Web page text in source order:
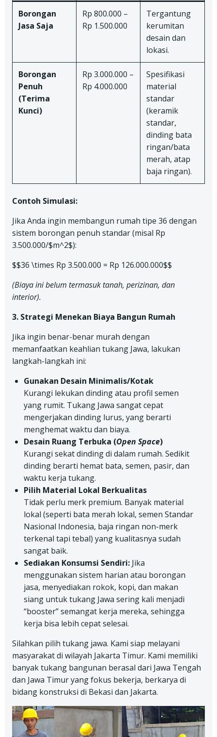
Borongan
Jasa Saja
Rp 800.000 –
Rp 1.500.000
Tergantung
kerumitan
desain dan
lokasi.
Borongan
Penuh
(Terima
Kunci)
Rp 3.000.000 –
Rp 4.000.000
Spesifikasi
material
standar
(keramik
standar,
dinding bata
ringan/bata
merah, atap
baja ringan).
Contoh Simulasi:
Jika Anda ingin membangun rumah tipe 36 dengan
sistem borongan penuh standar (misal Rp
3.500.000/$m^2$):
$$36 \times Rp 3.500.000 = Rp 126.000.000$$
(Biaya ini belum termasuk tanah, perizinan, dan
interior).
3. Strategi Menekan Biaya Bangun Rumah
Jika ingin benar-benar murah dengan
memanfaatkan keahlian tukang Jawa, lakukan
langkah-langkah ini:
Gunakan Desain Minimalis/Kotak
Kurangi lekukan dinding atau profil semen
yang rumit. Tukang Jawa sangat cepat
mengerjakan dinding lurus, yang berarti
menghemat waktu dan biaya.
Desain Ruang Terbuka (Open Space)
Kurangi sekat dinding di dalam rumah. Sedikit
dinding berarti hemat bata, semen, pasir, dan
waktu kerja tukang.
Pilih Material Lokal Berkualitas
Tidak perlu merk premium. Banyak material
lokal (seperti bata merah lokal, semen Standar
Nasional Indonesia, baja ringan non-merk
terkenal tapi tebal) yang kualitasnya sudah
sangat baik.
Sediakan Konsumsi Sendiri: Jika
menggunakan sistem harian atau borongan
jasa, menyediakan rokok, kopi, dan makan
siang untuk tukang Jawa sering kali menjadi
“booster” semangat kerja mereka, sehingga
kerja bisa lebih cepat selesai.
Silahkan pilih tukang jawa. Kami siap melayani
masyarakat di wilayah Jakarta Timur. Kami memiliki
banyak tukang bangunan berasal dari Jawa Tengah
dan Jawa Timur yang fokus bekerja, berkarya di
bidang konstruksi di Bekasi dan Jakarta.